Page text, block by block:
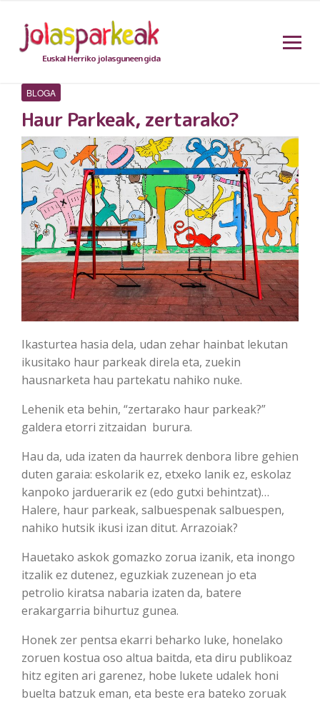
Euskal Herriko jolasguneen gida
BLOGA
Haur Parkeak, zertarako?
Ikasturtea hasia dela, udan zehar hainbat lekutan
ikusitako haur parkeak direla eta, zuekin
hausnarketa hau partekatu nahiko nuke.
Lehenik eta behin, “zertarako haur parkeak?”
galdera etorri zitzaidan burura.
Hau da, uda izaten da haurrek denbora libre gehien
duten garaia: eskolarik ez, etxeko lanik ez, eskolaz
kanpoko jarduerarik ez (edo gutxi behintzat)…
Halere, haur parkeak, salbuespenak salbuespen,
nahiko hutsik ikusi izan ditut. Arrazoiak?
Hauetako askok gomazko zorua izanik, eta inongo
itzalik ez dutenez, eguzkiak zuzenean jo eta
petrolio kiratsa nabaria izaten da, batere
erakargarria bihurtuz gunea.
Honek zer pentsa ekarri beharko luke, honelako
zoruen kostua oso altua baitda, eta diru publikoaz
hitz egiten ari garenez, hobe lukete udalek honi
buelta batzuk eman, eta beste era bateko zoruak